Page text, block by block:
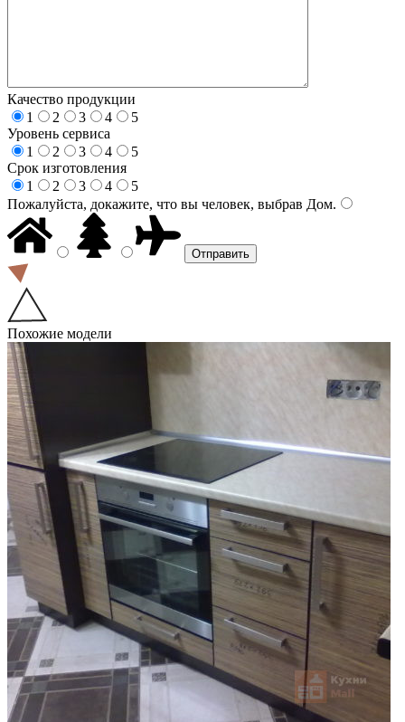
Качество продукции
1
2 3 4
5
Уровень сервиса
1
2 3 4
5
Срок изготовления
1
2 3 4
5
Пожалуйста, докажите, что вы человек, выбрав Дом.
Похожие модели